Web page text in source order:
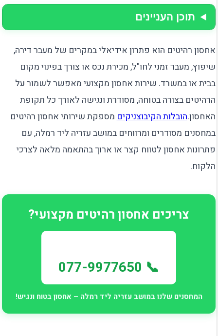
תוכן העניינים
אחסון רהיטים הוא פתרון אידיאלי במקרים של מעבר דירה,
שיפוץ, מעבר זמני לחו"ל, מכירת נכס או צורך בפינוי מקום
בבית או במשרד. שירות אחסון מקצועי מאפשר לשמור על
הרהיטים בצורה בטוחה, מסודרת ונגישה לאורך כל תקופת
האחסון.הובלות הקיבוצניקיםמספקת שירותי אחסון רהיטים
במחסנים מסודרים ומרווחים במושב עזריה ליד רמלה, עם
פתרונות אחסון לטווח קצר או ארוך בהתאמה מלאה לצרכי
הלקוח.
צריכים אחסון רהיטים מקצועי?
📞 077-9977650
המחסנים שלנו במושב עזריה ליד רמלה – אחסון בטוח ונגיש!